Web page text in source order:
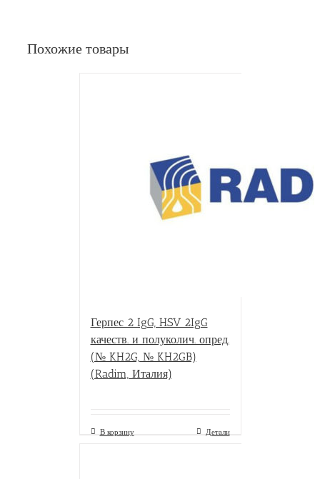
Похожие товары
Герпес 2 IgG, HSV 2IgG
качеств. и полуколич. опред.
(№ KH2G, № KH2GB)
(Radim, Италия)
В корзину Детали